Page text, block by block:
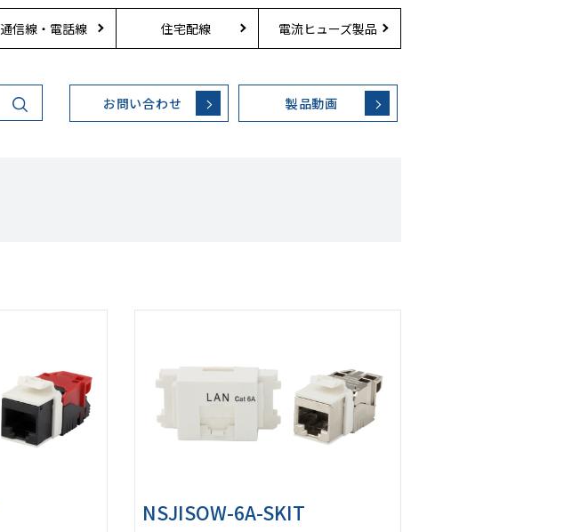
通信線・電話線 住宅配線 電流ヒューズ製品
お問い合わせ 製品動画
NSJISOW-6A-SKIT